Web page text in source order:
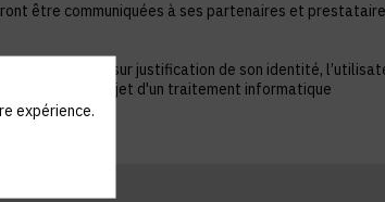
être communiquées à ses partenaires et
6 août 2004, sur justification de son identité,
fassent l'objet d'un traitement informatique
expérience.